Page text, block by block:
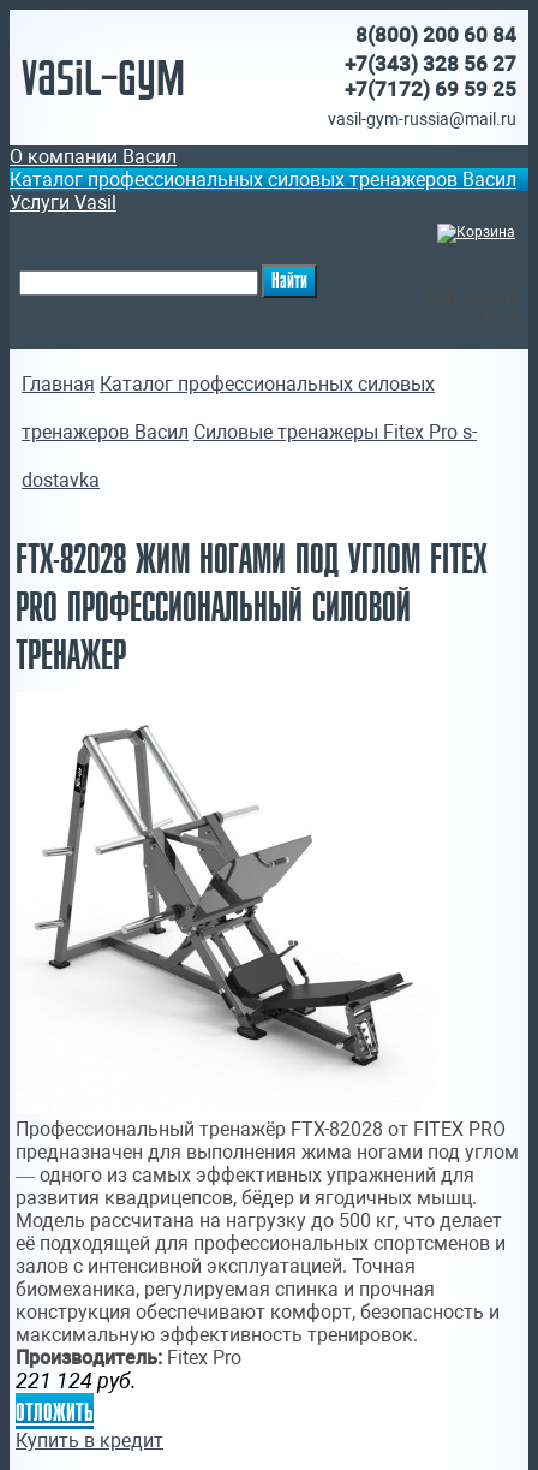
Vasil-Gym
8(800) 200 60 84
+7(343) 328 56 27
+7(7172) 69 59 25
vasil-gym-russia@mail.ru
О компании Васил
Каталог профессиональных силовых тренажеров Васил
Услуги Vasil
Главная Каталог профессиональных силовых
тренажеров Васил Силовые тренажеры Fitex Pro s-
dostavka
FTX-82028 ЖИМ НОГАМИ ПОД УГЛОМ FITEX
PRO ПРОФЕССИОНАЛЬНЫЙ СИЛОВОЙ
ТРЕНАЖЕР
Профессиональный тренажёр FTX-82028 от FITEX PRO
предназначен для выполнения жима ногами под углом
— одного из самых эффективных упражнений для
развития квадрицепсов, бёдер и ягодичных мышц.
Модель рассчитана на нагрузку до 500 кг, что делает
её подходящей для профессиональных спортсменов и
залов с интенсивной эксплуатацией. Точная
биомеханика, регулируемая спинка и прочная
конструкция обеспечивают комфорт, безопасность и
максимальную эффективность тренировок.
Производитель: Fitex Pro
221 124 руб.
отложить
Купить в кредит